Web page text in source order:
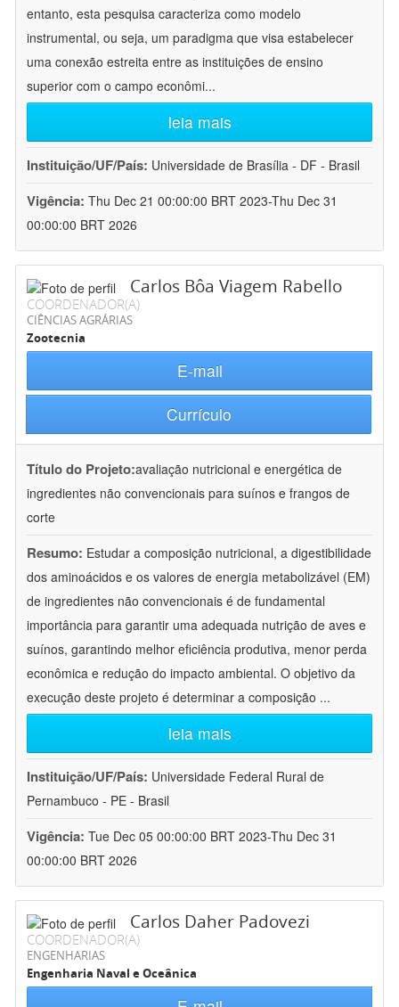
entanto, esta pesquisa caracteriza como modelo
instrumental, ou seja, um paradigma que visa estabelecer
uma conexão estreita entre as instituições de ensino
superior com o campo econômi...
leia mais
Instituição/UF/País: Universidade de Brasília - DF - Brasil
Vigência: Thu Dec 21 00:00:00 BRT 2023-Thu Dec 31
00:00:00 BRT 2026
Carlos Bôa Viagem Rabello
COORDENADOR(A)
CIÊNCIAS AGRÁRIAS
Zootecnia
E-mail
Currículo
Título do Projeto:avaliação nutricional e energética de
ingredientes não convencionais para suínos e frangos de
corte
Resumo: Estudar a composição nutricional, a digestibilidade
dos aminoácidos e os valores de energia metabolizável (EM)
de ingredientes não convencionais é de fundamental
importância para garantir uma adequada nutrição de aves e
suínos, garantindo melhor eficiência produtiva, menor perda
econômica e redução do impacto ambiental. O objetivo da
execução deste projeto é determinar a composição ...
leia mais
Instituição/UF/País: Universidade Federal Rural de
Pernambuco - PE - Brasil
Vigência: Tue Dec 05 00:00:00 BRT 2023-Thu Dec 31
00:00:00 BRT 2026
Carlos Daher Padovezi
COORDENADOR(A)
ENGENHARIAS
Engenharia Naval e Oceânica